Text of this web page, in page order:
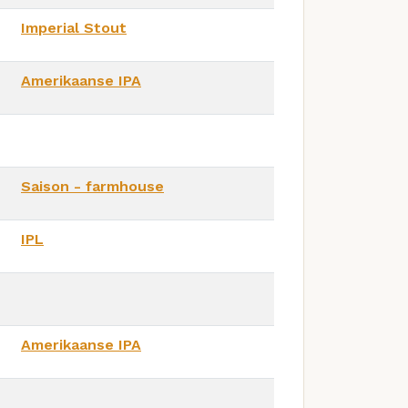
Imperial Stout
Amerikaanse IPA
Saison - farmhouse
IPL
Amerikaanse IPA